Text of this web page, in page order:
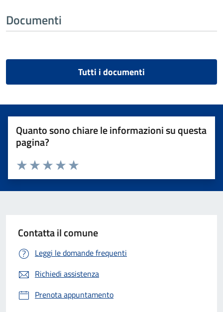
Documenti
Tutti i documenti
Quanto sono chiare le informazioni su questa
pagina?
Valuta 5 stelle su 5
Valuta 4 stelle su 5
Valuta 3 stelle su 5
Valuta 2 stelle su 5
Valuta 1 stelle su 5
Contatta il comune
Leggi le domande frequenti
Richiedi assistenza
Prenota appuntamento